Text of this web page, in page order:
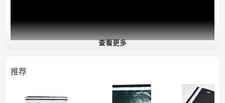
耐用：足够坚固，能够承受国内和国际运输。
查看更多
推荐